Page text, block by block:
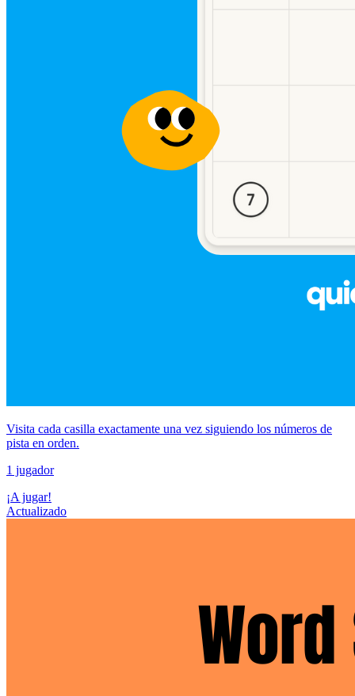
Visita cada casilla exactamente una vez siguiendo los números de
pista en orden.
1 jugador
¡A jugar!
Actualizado